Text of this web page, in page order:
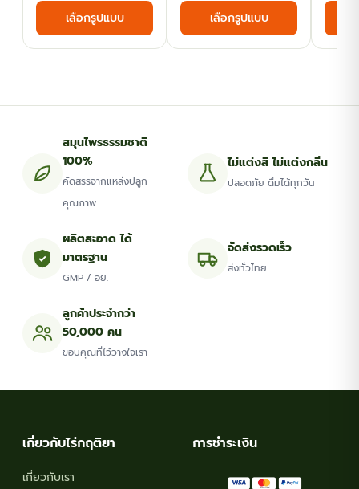
฿63.00
through
เลือกรูปแบบ
has
The
product
฿63.00
through
เลือกรูปแบบ
has
The
be
สมุนไพรธรรมชาติ
100%
คัดสรรจากแหล่งปลูก
คุณภาพ
ไม่แต่งสี ไม่แต่งกลิ่น
ปลอดภัย ดื่มได้ทุกวัน
ผลิตสะอาด ได้
มาตรฐาน
GMP / อย.
จัดส่งรวดเร็ว
ส่งทั่วไทย
ลูกค้าประจำกว่า
50,000 คน
ขอบคุณที่ไว้วางใจเรา
เกี่ยวกับไร่กฤติยา
เกี่ยวกับเรา
การชำระเงิน